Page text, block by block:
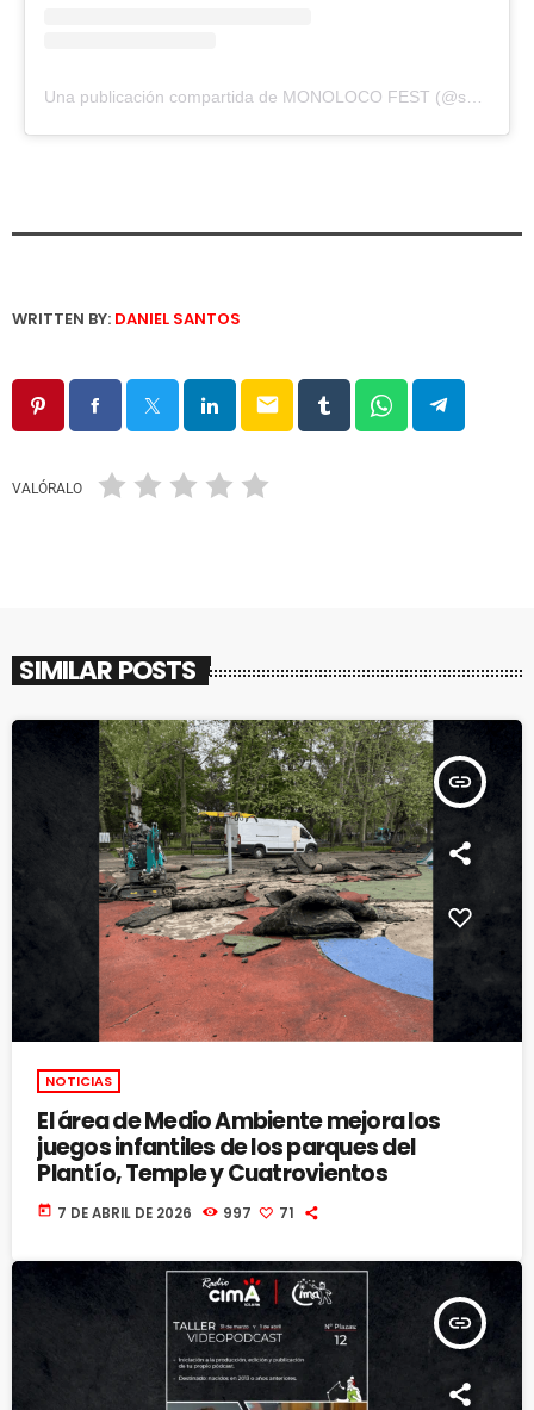
Una publicación compartida de MONOLOCO FEST (@soyelmonoloco)
WRITTEN BY: DANIEL SANTOS
email
VALÓRALO
SIMILAR POSTS
insert_link
NOTICIAS
El área de Medio Ambiente mejora los
juegos infantiles de los parques del
Plantío, Temple y Cuatrovientos
today 7 DE ABRIL DE 2026 997 71
insert_link